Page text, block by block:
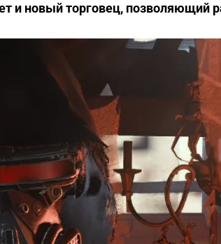
и новый торговец, позволяющий